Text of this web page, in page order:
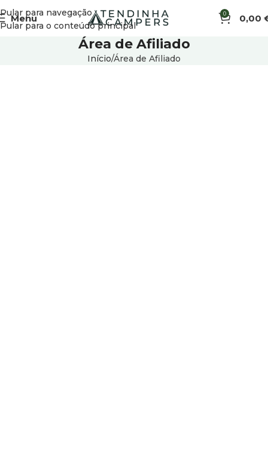
Pular para navegação
Pular para o conteúdo principal
Menu 0 0,00
Área de Afiliado
Início Área de Afiliado